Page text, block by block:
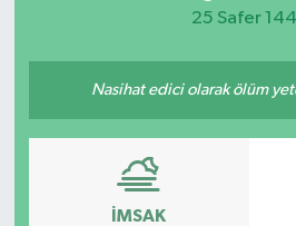
25 Safer
Nasihat edici olarak ölüm
İMSAK